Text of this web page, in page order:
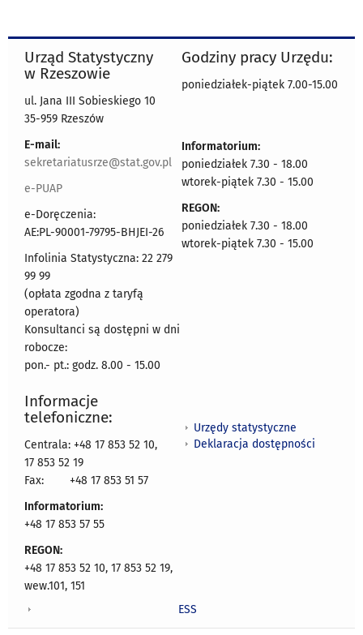
Urząd Statystyczny
w Rzeszowie
ul. Jana III Sobieskiego 10
35-959 Rzeszów
E-mail:
sekretariatusrze@stat.gov.pl
e-PUAP
e-Doręczenia:
AE:PL-90001-79795-BHJEI-26
Infolinia Statystyczna: 22 279
99 99
(opłata zgodna z taryfą
operatora)
Konsultanci są dostępni w dni
robocze:
pon.- pt.: godz. 8.00 - 15.00
Godziny pracy Urzędu:
poniedziałek-piątek 7.00-15.00
Informatorium:
poniedziałek 7.30 - 18.00
wtorek-piątek 7.30 - 15.00
REGON:
poniedziałek 7.30 - 18.00
wtorek-piątek 7.30 - 15.00
Informacje
telefoniczne:
Centrala: +48 17 853 52 10,
17 853 52 19
Fax:
+48 17 853 51 57
Informatorium:
+48 17 853 57 55
REGON:
+48 17 853 52 10, 17 853 52 19,
wew.101, 151
Urzędy statystyczne
Deklaracja dostępności
ESS